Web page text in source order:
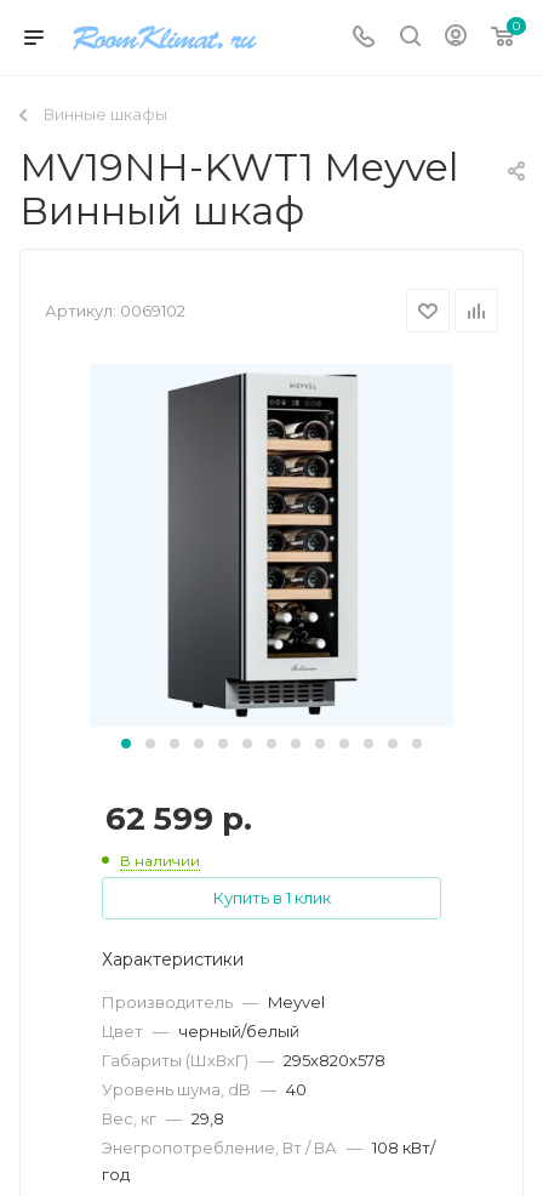
0
Винные шкафы
MV19NH-KWT1 Meyvel
Винный шкаф
Артикул: 0069102
62 599 р.
В наличии
Купить в 1 клик
Характеристики
Производитель — Meyvel
Цвет — черный/белый
Габариты (ШхВхГ) — 295x820x578
Уровень шума, dB — 40
Вес, кг — 29,8
Энегропотребление, Вт / ВА — 108 кВт/
год